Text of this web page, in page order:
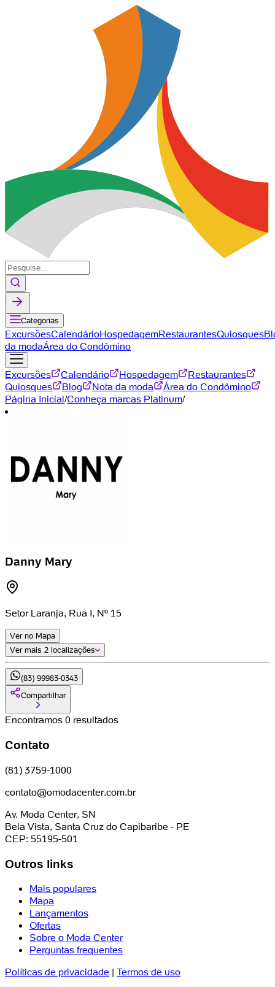
Categorias
ExcursõesCalendárioHospedagemRestaurantesQuiosques
da modaÁrea do Condômino
Excursões Calendário Hospedagem
Restaurantes
Quiosques
Blog Nota da moda
Área do Condômino
Página Inicial/Conheça marcas Platinum/
Danny Mary
Setor Laranja, Rua I, Nº 15
Ver no Mapa
Ver mais 2 localizações
(83) 99983-0343
Compartilhar
Encontramos 0 resultados
Contato
(81) 3759-1000
contato@omodacenter.com.br
Av. Moda Center, SN
Bela Vista, Santa Cruz do Capibaribe - PE
CEP: 55195-501
Outros links
Mais populares
Mapa
Lançamentos
Ofertas
Sobre o Moda Center
Perguntas frequentes
Políticas de privacidade | Termos de uso